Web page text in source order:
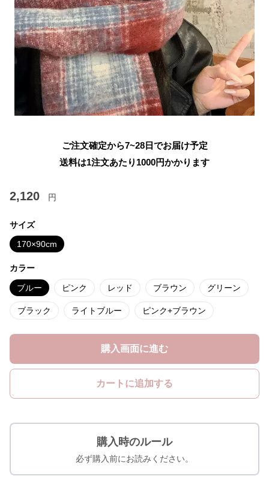
ご注文確定から7~28日でお届け予定
送料は1注文あたり 1000円かかります
2,120 円
サイズ
170×90cm
カラー
ブルー ピンク レッド ブラウン グリーン
ブラック ライトブルー ピンク+ブラウン
購入画面に進む
カートに追加する
購入時のルール
必ず購入前にお読みください。